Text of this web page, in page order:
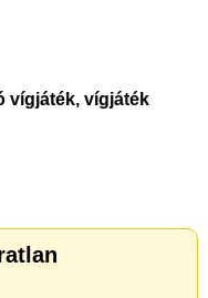
vígjáték, vígjáték